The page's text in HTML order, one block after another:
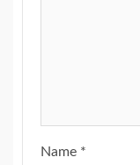
Name *